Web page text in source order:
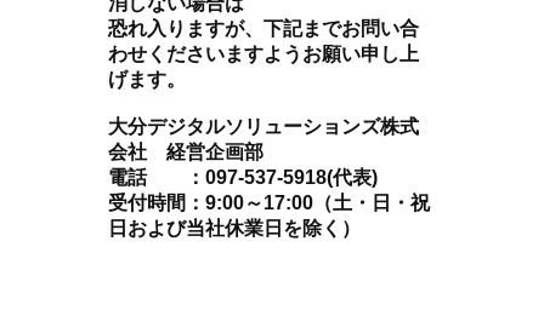
恐れ入りますが、下記までお問い合
わせくださいますようお願い申し上
げます。
大分デジタルソリューションズ株式
会社 経営企画部
電話 ：097-537-5918(代表)
受付時間：9:00～17:00（土・日・祝
日および当社休業日を除く）